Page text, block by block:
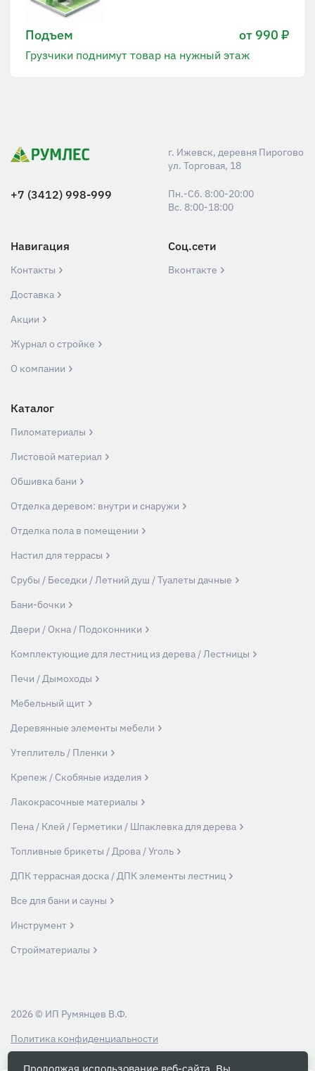
Подъем от 990 ₽
Грузчики поднимут товар на нужный этаж
г. Ижевск, деревня Пирогово
ул. Торговая, 18
+7 (3412) 998-999
Пн.-Сб. 8:00-20:00
Вс. 8:00-18:00
Навигация
Контакты
Доставка
Акции
Журнал о стройке
О компании
Соц.сети
Вконтакте
Каталог
Пиломатериалы
Листовой материал
Обшивка бани
Отделка деревом: внутри и снаружи
Отделка пола в помещении
Настил для террасы
Срубы / Беседки / Летний душ / Туалеты дачные
Бани-бочки
Двери / Окна / Подоконники
Комплектующие для лестниц из дерева / Лестницы
Печи / Дымоходы
Мебельный щит
Деревянные элементы мебели
Утеплитель / Пленки
Крепеж / Скобяные изделия
Лакокрасочные материалы
Пена / Клей / Герметики / Шпаклевка для дерева
Топливные брикеты / Дрова / Уголь
ДПК террасная доска / ДПК элементы лестниц
Все для бани и сауны
Инструмент
Стройматериалы
Политика конфиденциальности
2026 © ИП Румянцев В.Ф.